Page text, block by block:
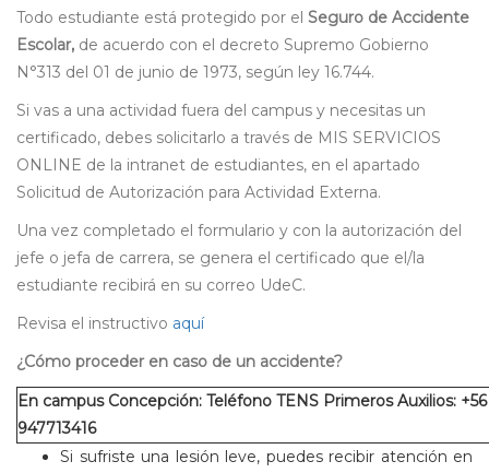
Todo estudiante está protegido por el Seguro de Accidente
Escolar, de acuerdo con el decreto Supremo Gobierno
N°313 del 01 de junio de 1973, según ley 16.744.
Si vas a una actividad fuera del campus y necesitas un
certificado, debes solicitarlo a través de MIS SERVICIOS
ONLINE de la intranet de estudiantes, en el apartado
Solicitud de Autorización para Actividad Externa.
Una vez completado el formulario y con la autorización del
jefe o jefa de carrera, se genera el certificado que el/la
estudiante recibirá en su correo UdeC.
Revisa el instructivo aquí
¿Cómo proceder en caso de un accidente?
En campus Concepción: Teléfono TENS Primeros Auxilios: +56
947713416
Si sufriste una lesión leve, puedes recibir atención en